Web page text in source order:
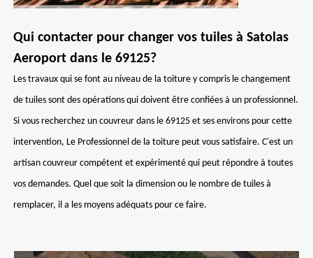
Qui contacter pour changer vos tuiles à Satolas
Aeroport dans le 69125?
Les travaux qui se font au niveau de la toiture y compris le changement
de tuiles sont des opérations qui doivent être confiées à un professionnel.
Si vous recherchez un couvreur dans le 69125 et ses environs pour cette
intervention, Le Professionnel de la toiture peut vous satisfaire. C'est un
artisan couvreur compétent et expérimenté qui peut répondre à toutes
vos demandes. Quel que soit la dimension ou le nombre de tuiles à
remplacer, il a les moyens adéquats pour ce faire.